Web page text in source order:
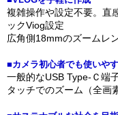
複雑操作や設定不要。直
ックViog設定
広角側18mmのズームレ
■カメラ初心者でも使いや
一般的なUSB Type-Ｃ端
タッチでのズーム（全画